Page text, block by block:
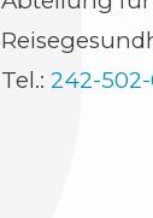
Tel.: 242-